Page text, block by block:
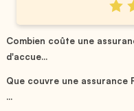
Combien coûte une
d'accue...
Que couvre une assurance
...